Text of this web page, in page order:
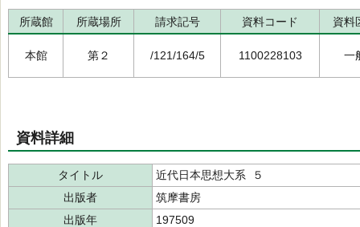
所蔵館 所蔵場所 請求記号 資料コード 資料
本館 第２ /121/164/5 1100228103 一
資料詳細
タイトル
近代日本思想大系 ５
出版者
筑摩書房
出版年
197509